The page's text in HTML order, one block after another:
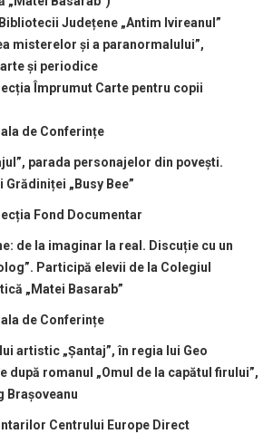
Județene „Antim Ivireanul”
misterelor și a paranormalului”,
și periodice
Împrumut Carte pentru copii
de Conferințe
parada personajelor din povești.
„Busy Bee”
Fond Documentar
de la imaginar la real. Discuție cu un
Participă elevii de la Colegiul
„Matei Basarab”
de Conferințe
artistic „Șantaj”, în regia lui Geo
după romanul „Omul de la capătul firului”,
Brașoveanu
Centrului Europe Direct